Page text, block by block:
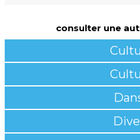
consulter une